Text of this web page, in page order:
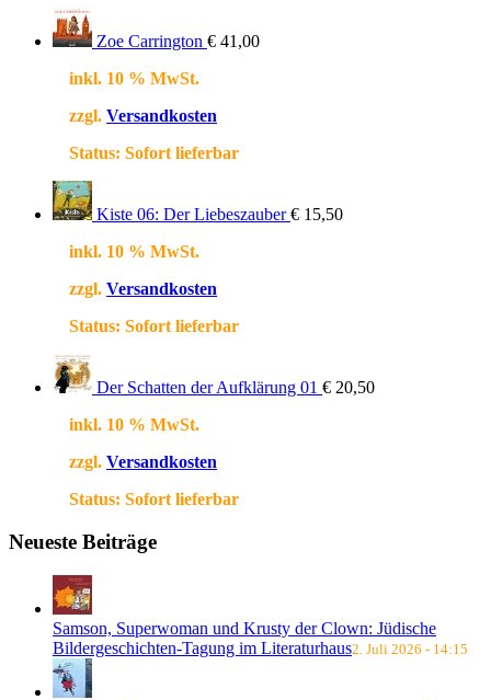
Zoe Carrington € 41,00
inkl. 10 % MwSt.
zzgl. Versandkosten
Status: Sofort lieferbar
Kiste 06: Der Liebeszauber € 15,50
inkl. 10 % MwSt.
zzgl. Versandkosten
Status: Sofort lieferbar
Der Schatten der Aufklärung 01 € 20,50
inkl. 10 % MwSt.
zzgl. Versandkosten
Status: Sofort lieferbar
Neueste Beiträge
Samson, Superwoman und Krusty der Clown: Jüdische
Bildergeschichten-Tagung im Literaturhaus2. Juli 2026 - 14:15